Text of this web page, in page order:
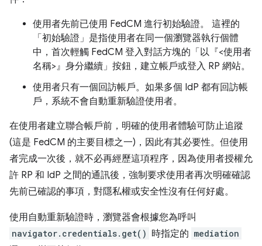
使用者先前已使用 FedCM 進行初始驗證。 這裡的
「初始驗證」是指使用者在同一個瀏覽器執行個體
中，首次輕觸 FedCM 登入對話方塊的「以『<使用者
名稱>』身分繼續」 按鈕，建立帳戶或登入 RP 網站。
使用者只有一個回訪帳戶。如果多個 IdP 都有回訪帳
戶，系統不會自動重新驗證使用者。
在使用者建立聯合帳戶前，明確的使用者體驗可防止追蹤
(這是 FedCM 的主要目標之一)，因此有其必要性。但使用
者完成一次後，就不必再經歷這項程序，因為使用者授權允
許 RP 和 IdP 之間的通訊後，強制要求使用者再次明確確認
先前已確認的事項，對隱私權或安全性沒有任何好處。
使用自動重新驗證時，瀏覽器會根據您為呼叫
navigator.credentials.get() 時指定的 mediation